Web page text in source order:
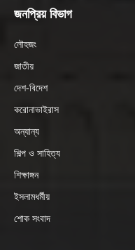
জনপ্রিয় বিভাগ
লৌহজং
জাতীয়
দেশ-বিদেশ
করোনাভাইরাস
অন্যান্য
শিল্প ও সাহিত্য
শিক্ষাঙ্গন
ইসলামধর্মীয়
শোক সংবাদ